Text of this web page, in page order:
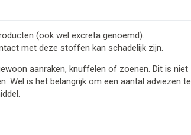
(ook wel excreta genoemd).
met deze stoffen kan schadelijk zijn.
aanraken, knuffelen of zoenen. Dit is niet
Wel is het belangrijk om een aantal adviezen te